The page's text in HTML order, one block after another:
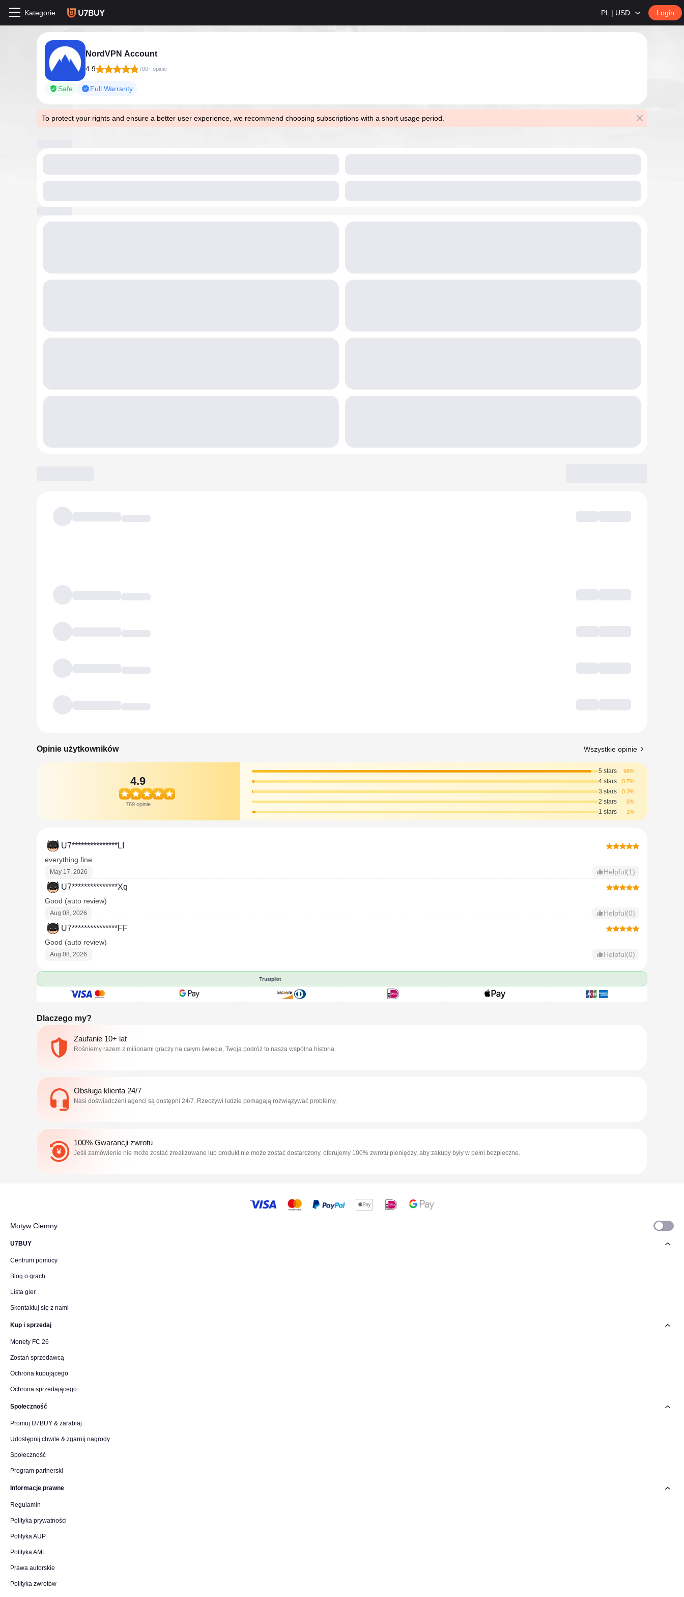
Kategorie PL | USD Login
NordVPN Account
4.9 700+ opinie
Safe Full Warranty
To protect your rights and ensure a better user experience, we recommend choosing subscriptions with a short usage period.
Opinie użytkowników Wszystkie opinie
4.9
769 opinie
5 stars 98%
4 stars 0.7%
3 stars 0.3%
2 stars 0%
1 stars 1%
U7***************LI
everything fine
May 17, 2026 Helpful(1)
U7***************Xq
Good (auto review)
Aug 08, 2026 Helpful(0)
U7***************FF
Good (auto review)
Aug 08, 2026 Helpful(0)
Trustpilot
Dlaczego my?
Zaufanie 10+ lat
Rośniemy razem z milionami graczy na całym świecie, Twoja podróż to nasza wspólna historia.
Obsługa klienta 24/7
Nasi doświadczeni agenci są dostępni 24/7. Rzeczywi ludzie pomagają rozwiązywać problemy.
100% Gwarancji zwrotu
Jeśli zamówienie nie może zostać zrealizowane lub produkt nie może zostać dostarczony, oferujemy 100% zwrotu pieniędzy, aby zakupy były w pełni bezpieczne.
Motyw Ciemny
U7BUY
Centrum pomocy
Blog o grach
Lista gier
Skontaktuj się z nami
Kup i sprzedaj
Monety FC 26
Zostań sprzedawcą
Ochrona kupującego
Ochrona sprzedającego
Społeczność
Promuj U7BUY & zarabiaj
Udostępnij chwile & zgarnij nagrody
Społeczność
Program partnerski
Informacje prawne
Regulamin
Polityka prywatności
Polityka AUP
Polityka AML
Prawa autorskie
Polityka zwrotów